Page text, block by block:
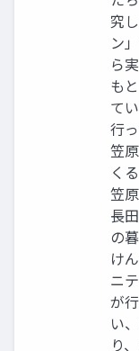
究
ン
ら
も
て
行
笠
く
笠
長
の
け
ニ
が
い
り